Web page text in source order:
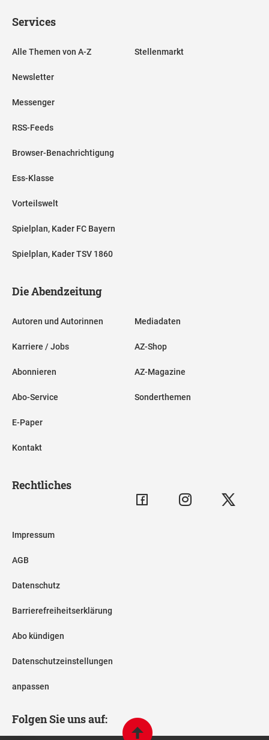
Services
Alle Themen von A-Z
Newsletter
Messenger
RSS-Feeds
Browser-Benachrichtigung
Ess-Klasse
Vorteilswelt
Spielplan, Kader FC Bayern
Spielplan, Kader TSV 1860
Stellenmarkt
Die Abendzeitung
Autoren und Autorinnen
Karriere / Jobs
Abonnieren
Abo-Service
E-Paper
Kontakt
Mediadaten
AZ-Shop
AZ-Magazine
Sonderthemen
Rechtliches
Impressum
AGB
Datenschutz
Barrierefreiheitserklärung
Abo kündigen
Datenschutzeinstellungen
anpassen
Folgen Sie uns auf: